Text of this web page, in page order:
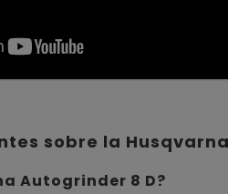
sobre la
Autogrinder 8 D?